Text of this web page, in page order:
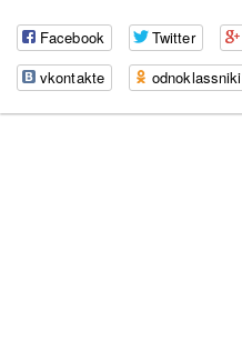
Facebook Twitter
vkontakte
odnoklassniki